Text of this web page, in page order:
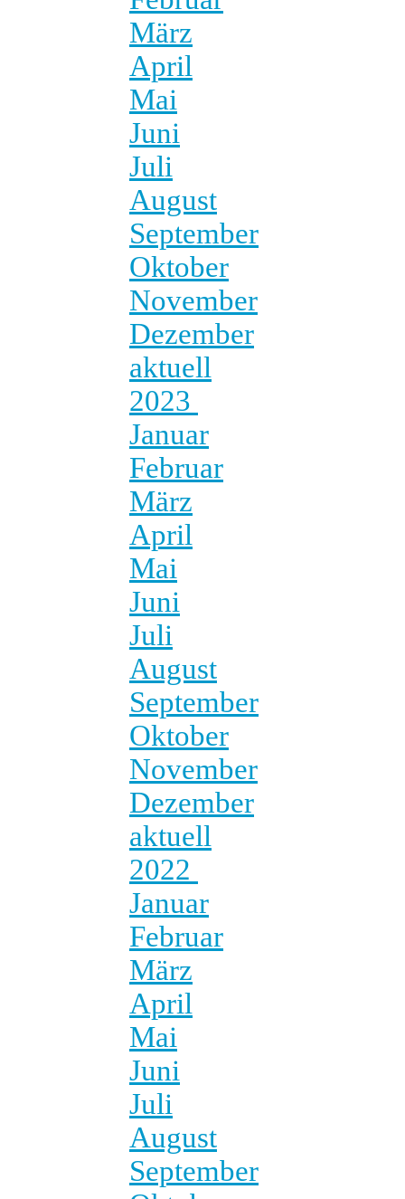
März
April
Mai
Juni
Juli
August
September
Oktober
November
Dezember
aktuell
2023
Januar
Februar
März
April
Mai
Juni
Juli
August
September
Oktober
November
Dezember
aktuell
2022
Januar
Februar
März
April
Mai
Juni
Juli
August
September